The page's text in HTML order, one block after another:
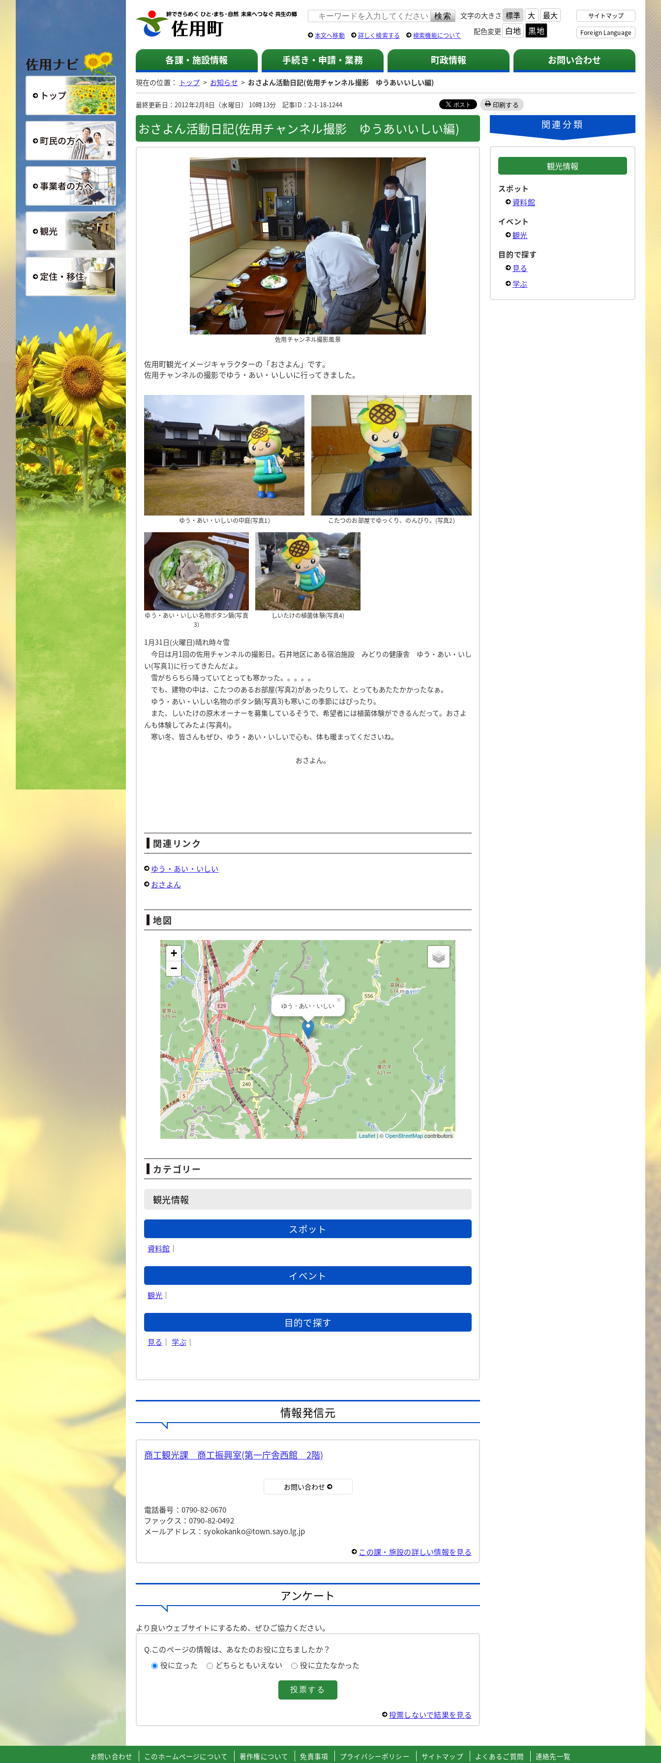
総合トップ
事業者の方へ
定住・移住
佐用町 公式ホームページ 文字の大きさ 標準 大 最大
配色変更 白地 黒地
サイトマップ
Foreign Language
本文へ移動 詳しく検索する 検索機能について
各課・施設情報 手続き・申請・業務 町政情報 お問い合わせ
現在の位置： トップ > お知らせ > おさよん活動日記(佐用チャンネル撮影 ゆうあいいしい編)
最終更新日：2012年2月8日（水曜日） 10時13分 記事ID：2-1-18-1244 印刷する
おさよん活動日記(佐用チャンネル撮影 ゆうあいいしい編)
佐用チャンネル撮影風景
佐用町観光イメージキャラクターの「おさよん」です。
佐用チャンネルの撮影でゆう・あい・いしいに行ってきました。
ゆう・あい・いしいの中庭(写真1) こたつのお部屋でゆっくり、のんびり。(写真2)
ゆう・あい・いしい名物ボタン鍋(写真
3)
しいたけの植菌体験(写真4)
1月31日(火曜日)晴れ時々雪
今日は月1回の佐用チャンネルの撮影日。石井地区にある宿泊施設 みどりの健康舎 ゆう・あい・いし
い(写真1)に行ってきたんだよ。
雪がちらちら降っていてとっても寒かった。。。。。
でも、建物の中は、こたつのあるお部屋(写真2)があったりして、とってもあたたかかったなぁ。
ゆう・あい・いしい名物のボタン鍋(写真3)も寒いこの季節にはぴったり。
また、しいたけの原木オーナーを募集しているそうで、希望者には植菌体験ができるんだって。おさよ
んも体験してみたよ(写真4)。
寒い冬、皆さんもぜひ、ゆう・あい・いしいで心も、体も暖まってくださいね。
おさよん。
関連リンク
ゆう・あい・いしい
おさよん
地図
ゆう・あい・いしい
カテゴリー
観光情報
スポット
資料館 ｜
イベント
観光 ｜
目的で探す
見る ｜ 学ぶ｜
情報発信元
商工観光課 商工振興室(第一庁舎西館 2階)
お問い合わせ
電話番号：0790-82-0670
ファックス：0790-82-0492
メールアドレス：syokokanko@town.sayo.lg.jp
この課・施設の詳しい情報を見る
アンケート
より良いウェブサイトにするため、ぜひご協力ください。
Q.このページの情報は、あなたのお役に立ちましたか？
役に立った
どちらともいえない 役に立たなかった
投票しないで結果を見る
関連分類
観光情報
スポット
資料館
イベント
観光
目的で探す
見る
学ぶ
お問い合わせ このホームページについて 著作権について 免責事項 プライバシーポリシー サイトマップ よくあるご質問 連絡先一覧